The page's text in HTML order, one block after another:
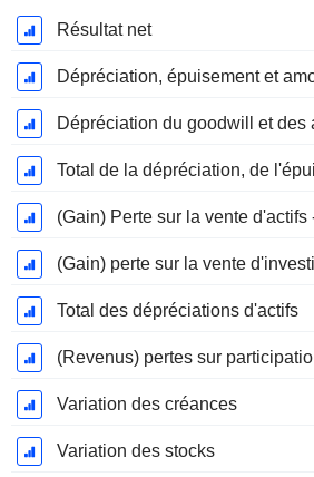
Période
Fiscale:
Décembre
Résultat net
Dépréciation, épuisement et
(Gain) Perte sur la vente d'actifs
Total des dépréciations d'actifs
(Revenus) pertes sur
Variation des créances
Variation des stocks